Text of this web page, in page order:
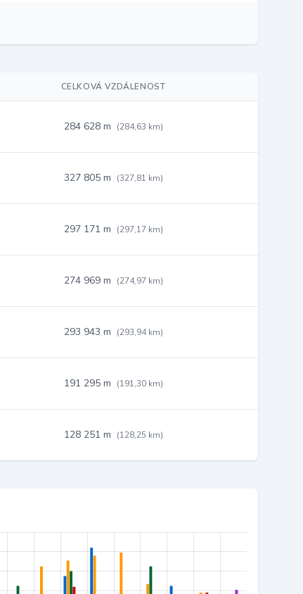
CELKOVÁ VZDÁLENOST
284 628 m (284,63 km)
327 805 m (327,81 km)
297 171 m (297,17 km)
274 969 m (274,97 km)
293 943 m (293,94 km)
191 295 m (191,30 km)
128 251 m (128,25 km)